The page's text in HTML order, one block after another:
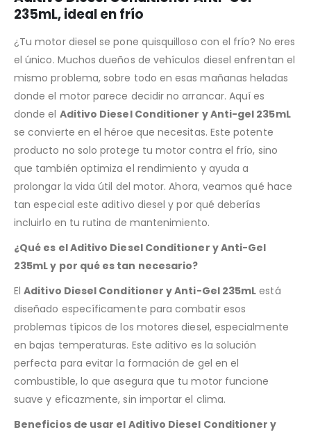
235mL, ideal en frío
¿Tu motor diesel se pone quisquilloso con el frío? No eres
el único. Muchos dueños de vehículos diesel enfrentan el
mismo problema, sobre todo en esas mañanas heladas
donde el motor parece decidir no arrancar. Aquí es
donde el Aditivo Diesel Conditioner y Anti-gel 235mL
se convierte en el héroe que necesitas. Este potente
producto no solo protege tu motor contra el frío, sino
que también optimiza el rendimiento y ayuda a
prolongar la vida útil del motor. Ahora, veamos qué hace
tan especial este aditivo diesel y por qué deberías
incluirlo en tu rutina de mantenimiento.
¿Qué es el Aditivo Diesel Conditioner y Anti-Gel
235mL y por qué es tan necesario?
ElAditivo Diesel Conditioner y Anti-Gel 235mL está
diseñado específicamente para combatir esos
problemas típicos de los motores diesel, especialmente
en bajas temperaturas. Este aditivo es la solución
perfecta para evitar la formación de gel en el
combustible, lo que asegura que tu motor funcione
suave y eficazmente, sin importar el clima.
Beneficios de usar el Aditivo Diesel Conditioner y